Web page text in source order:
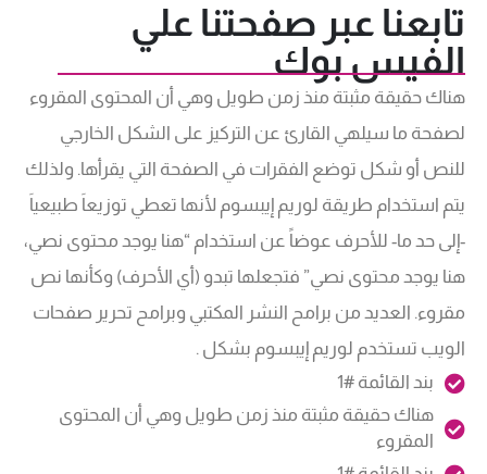
تابعنا عبر صفحتنا علي
الفيس بوك
هناك حقيقة مثبتة منذ زمن طويل وهي أن المحتوى المقروء
لصفحة ما سيلهي القارئ عن التركيز على الشكل الخارجي
للنص أو شكل توضع الفقرات في الصفحة التي يقرأها. ولذلك
يتم استخدام طريقة لوريم إيبسوم لأنها تعطي توزيعاَ طبيعياَ
-إلى حد ما- للأحرف عوضاً عن استخدام “هنا يوجد محتوى نصي،
هنا يوجد محتوى نصي” فتجعلها تبدو (أي الأحرف) وكأنها نص
مقروء. العديد من برامح النشر المكتبي وبرامح تحرير صفحات
الويب تستخدم لوريم إيبسوم بشكل .
بند القائمة #1
هناك حقيقة مثبتة منذ زمن طويل وهي أن المحتوى
المقروء